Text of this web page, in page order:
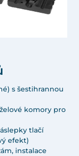
s šestihrannou
komory pro
tlačí
efekt)
instalace